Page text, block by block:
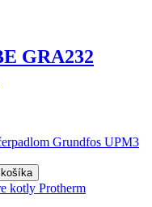
GRA232
Grundfos UPM3